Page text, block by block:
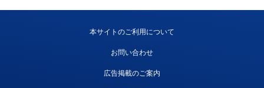
本サイトのご利用について
お問い合わせ
広告掲載のご案内